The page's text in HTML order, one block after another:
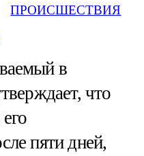
ПРОИСШЕСТВИЯ
в
что
пяти дней,